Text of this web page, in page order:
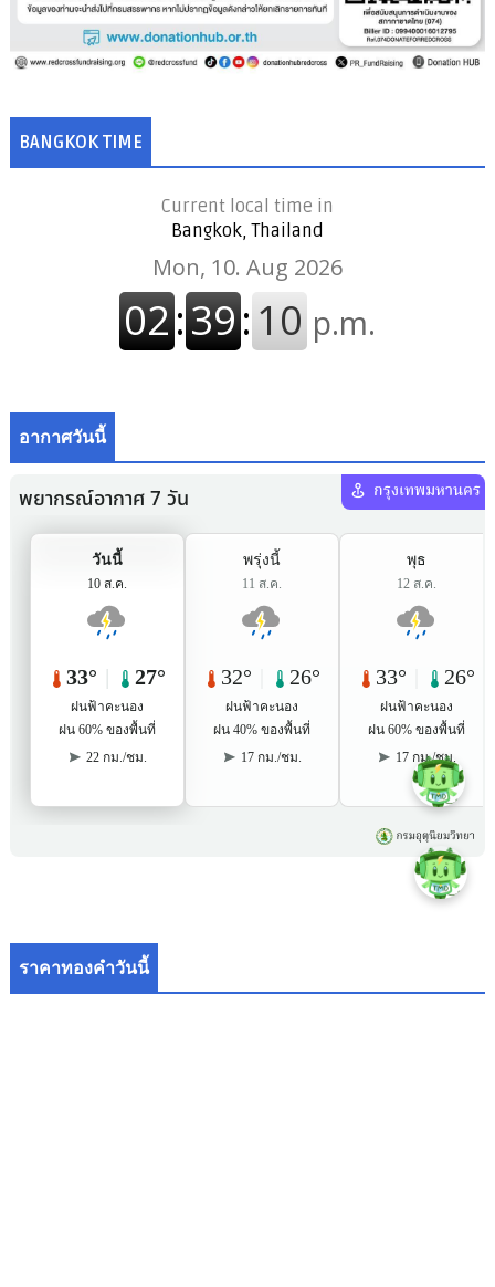
BANGKOK TIME
Current local time in
Bangkok, Thailand
อากาศวันนี้
ราคาทองคำวันนี้